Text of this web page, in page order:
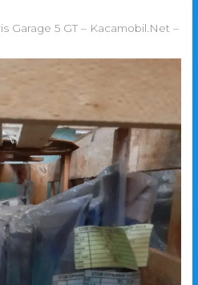
Garage 5 GT – Kacamobil.Net –